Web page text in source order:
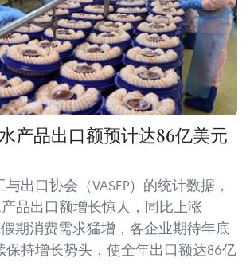
产品出口额预计达86亿美元
出口协会（VASEP）的统计数据，
产品出口额增长惊人，同比上涨
期消费需求猛增，各企业期待年底
保持增长势头，使全年出口额达86亿